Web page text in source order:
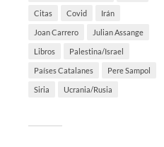
Citas Covid Irán
Joan Carrero Julian Assange
Libros Palestina/Israel
Países Catalanes Pere Sampol
Siria Ucrania/Rusia